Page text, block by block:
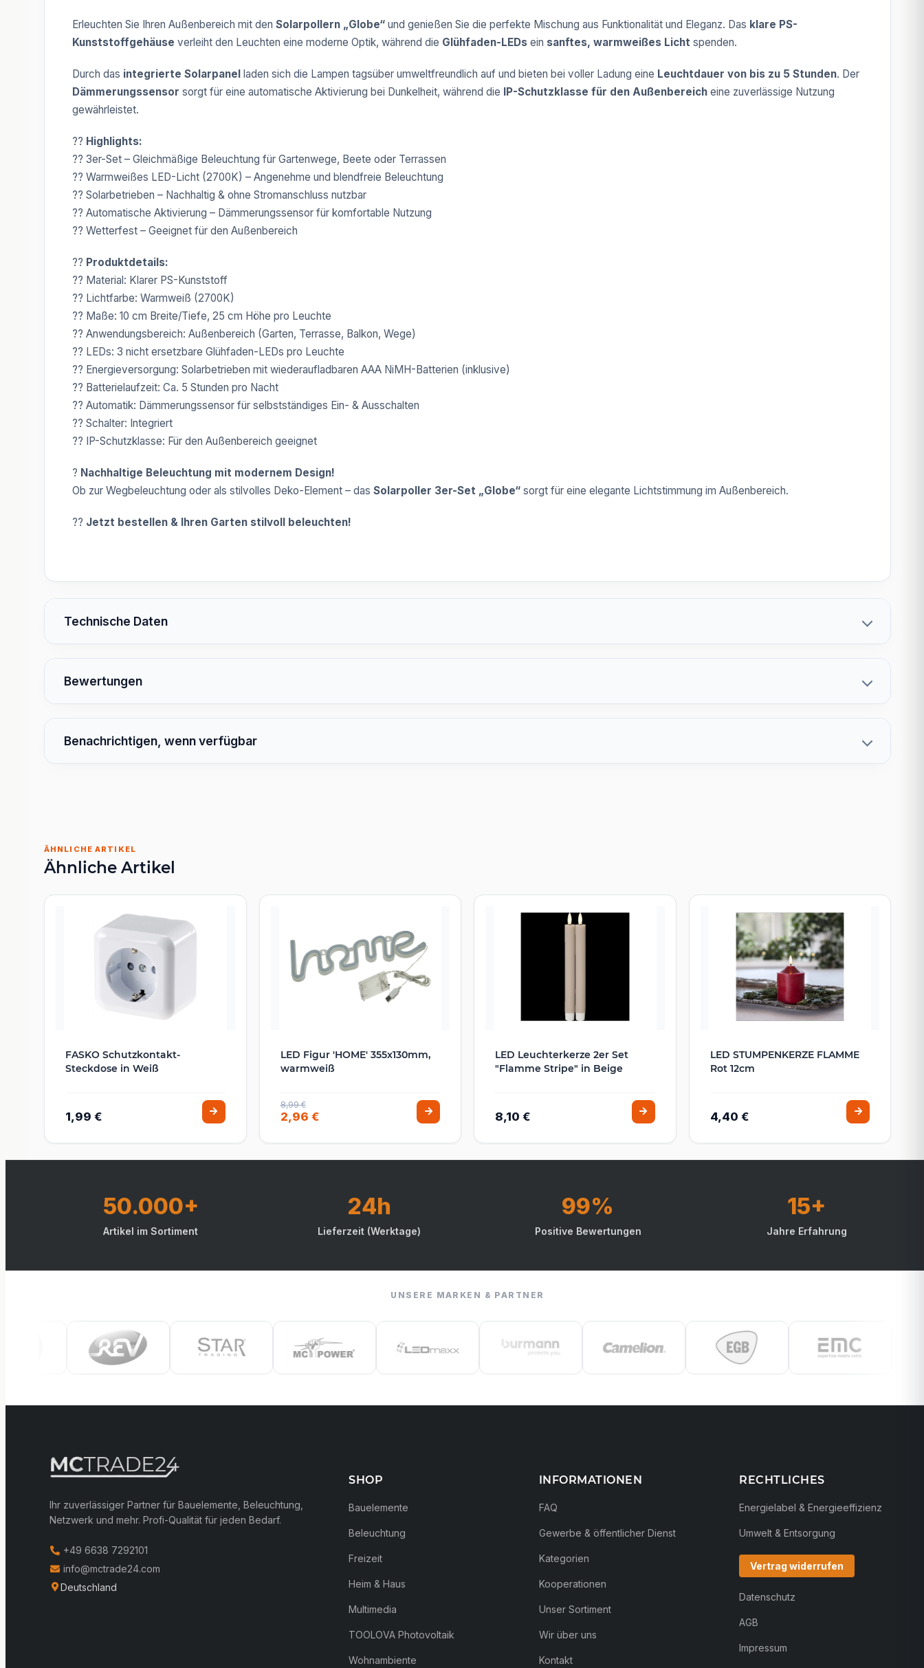
Erleuchten Sie Ihren Außenbereich mit den Solarpollern „Globe“ und genießen Sie die perfekte Mischung aus Funktionalität und Eleganz. Das klare PS-
Kunststoffgehäuse verleiht den Leuchten eine moderne Optik, während die Glühfaden-LEDs ein sanftes, warmweißes Licht spenden.
Durch das integrierte Solarpanel laden sich die Lampen tagsüber umweltfreundlich auf und bieten bei voller Ladung eine Leuchtdauer von bis zu 5 Stunden. Der
Dämmerungssensor sorgt für eine automatische Aktivierung bei Dunkelheit, während die IP-Schutzklasse für den Außenbereich eine zuverlässige Nutzung
gewährleistet.
?? Highlights:
?? 3er-Set – Gleichmäßige Beleuchtung für Gartenwege, Beete oder Terrassen
?? Warmweißes LED-Licht (2700K) – Angenehme und blendfreie Beleuchtung
?? Solarbetrieben – Nachhaltig & ohne Stromanschluss nutzbar
?? Automatische Aktivierung – Dämmerungssensor für komfortable Nutzung
?? Wetterfest – Geeignet für den Außenbereich
?? Produktdetails:
?? Material: Klarer PS-Kunststoff
?? Lichtfarbe: Warmweiß (2700K)
?? Maße: 10 cm Breite/Tiefe, 25 cm Höhe pro Leuchte
?? Anwendungsbereich: Außenbereich (Garten, Terrasse, Balkon, Wege)
?? LEDs: 3 nicht ersetzbare Glühfaden-LEDs pro Leuchte
?? Energieversorgung: Solarbetrieben mit wiederaufladbaren AAA NiMH-Batterien (inklusive)
?? Batterielaufzeit: Ca. 5 Stunden pro Nacht
?? Automatik: Dämmerungssensor für selbstständiges Ein- & Ausschalten
?? Schalter: Integriert
?? IP-Schutzklasse: Für den Außenbereich geeignet
? Nachhaltige Beleuchtung mit modernem Design!
Ob zur Wegbeleuchtung oder als stilvolles Deko-Element – das Solarpoller 3er-Set „Globe“ sorgt für eine elegante Lichtstimmung im Außenbereich.
?? Jetzt bestellen & Ihren Garten stilvoll beleuchten!
Technische Daten
Bewertungen
Benachrichtigen, wenn verfügbar
ÄHNLICHE ARTIKEL
Ähnliche Artikel
FASKO Schutzkontakt-
Steckdose in Weiß
1,99 €
LED Figur 'HOME' 355x130mm,
warmweiß
8,99 €
2,96 €
LED Leuchterkerze 2er Set
"Flamme Stripe" in Beige
8,10 €
LED STUMPENKERZE FLAMME
Rot 12cm
4,40 €
50.000+
Artikel im Sortiment
24h
Lieferzeit (Werktage)
99%
Positive Bewertungen
15+
Jahre Erfahrung
UNSERE MARKEN & PARTNER
Ihr zuverlässiger Partner für Bauelemente, Beleuchtung,
Netzwerk und mehr. Profi-Qualität für jeden Bedarf.
+49 6638 7292101
info@mctrade24.com
Deutschland
SHOP
Bauelemente
Beleuchtung
Freizeit
Heim & Haus
Multimedia
TOOLOVA Photovoltaik
Wohnambiente
INFORMATIONEN
FAQ
Gewerbe & öffentlicher Dienst
Kategorien
Kooperationen
Unser Sortiment
Wir über uns
Kontakt
RECHTLICHES
Energielabel & Energieeffizienz
Umwelt & Entsorgung
Vertrag widerrufen
Datenschutz
AGB
Impressum